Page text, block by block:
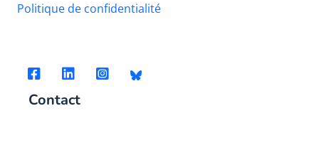
Politique de confidentialité
Contact